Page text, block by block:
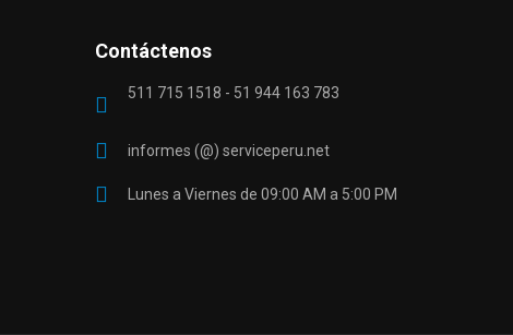
Contáctenos
511 715 1518 - 51 944 163 783
informes (@) serviceperu.net
Lunes a Viernes de 09:00 AM a 5:00 PM